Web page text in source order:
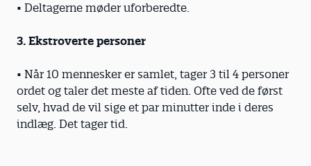
• Deltagerne møder uforberedte.
3. Ekstroverte personer
• Når 10 mennesker er samlet, tager 3 til 4 personer
ordet og taler det meste af tiden. Ofte ved de først
selv, hvad de vil sige et par minutter inde i deres
indlæg. Det tager tid.